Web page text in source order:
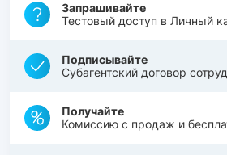
Запрашивайте
Тестовый доступ в Личный
Подписывайте
Субагентский договор
Получайте
Комиссию с продаж и